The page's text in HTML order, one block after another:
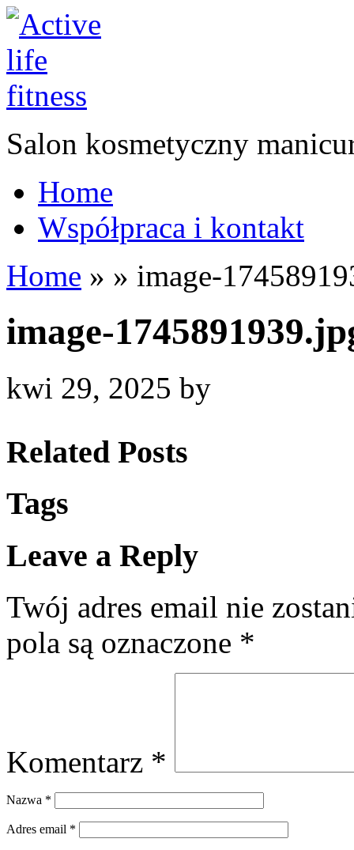
Salon kosmetyczny
Home
Współpraca i kontakt
Home » » image-
image-
kwi 29, 2025 by
Related Posts
Tags
Leave a Reply
Twój adres email nie
pola są oznaczone *
Komentarz *
Nazwa *
Adres email *